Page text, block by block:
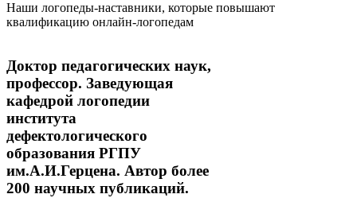
Наши логопеды-наставники, которые повышают
квалификацию онлайн-логопедам
Доктор педагогических наук,
профессор. Заведующая
кафедрой логопедии
института
дефектологического
образования РГПУ
им.А.И.Герцена. Автор более
200 научных публикаций.